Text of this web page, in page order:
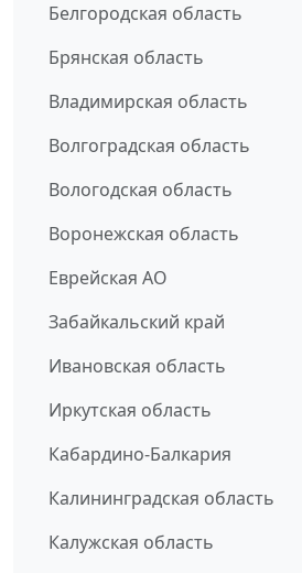
Белгородская область
Брянская область
Владимирская область
Волгоградская область
Вологодская область
Воронежская область
Еврейская АО
Забайкальский край
Ивановская область
Иркутская область
Кабардино-Балкария
Калининградская область
Калужская область